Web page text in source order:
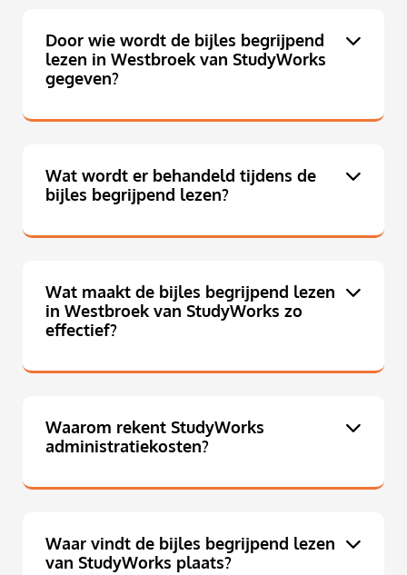
Door wie wordt de bijles begrijpend
lezen in Westbroek van StudyWorks
gegeven?
Wat wordt er behandeld tijdens de
bijles begrijpend lezen?
Wat maakt de bijles begrijpend lezen
in Westbroek van StudyWorks zo
effectief?
Waarom rekent StudyWorks
administratiekosten?
Waar vindt de bijles begrijpend lezen
van StudyWorks plaats?